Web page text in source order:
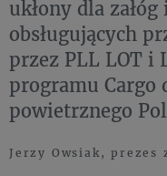
ukłony dla
obsługujących
przez PLL LOT i
programu Cargo
powietrznego
Jerzy Owsiak, prezes